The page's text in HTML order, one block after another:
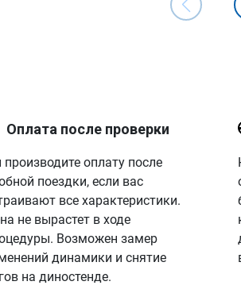
Оплата после проверки
оплату после
поездки, если вас
все характеристики.
не вырастет в ходе
Возможен замер
динамики и снятие
на диностенде.